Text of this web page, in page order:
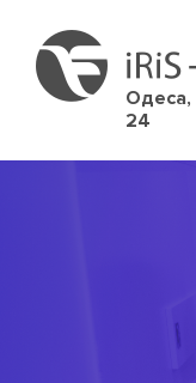
Одеса,
24